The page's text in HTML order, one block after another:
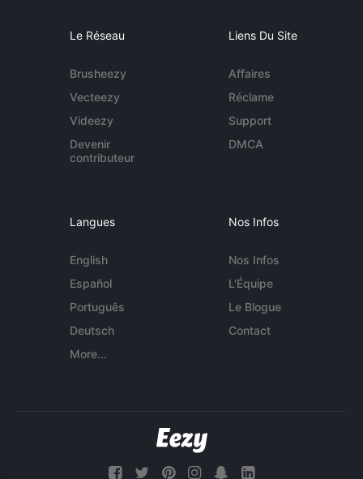
Le Réseau
Brusheezy
Vecteezy
Videezy
Devenir
contributeur
Liens Du Site
Affaires
Réclame
Support
DMCA
Langues
English
Español
Português
Deutsch
More...
Nos Infos
Nos Infos
L'Équipe
Le Blogue
Contact